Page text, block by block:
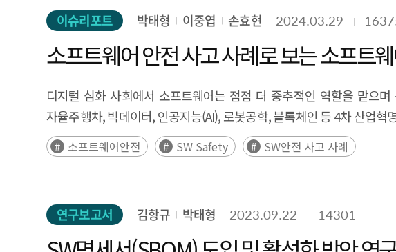
between cluster centroids across years were used to trace
from weak to emerging to trend signals, capturing the semantic
to emerging to trend signals—enabled a dynamic interpretation
supplemented with in-depth literature analysis, enhancing
forecasting methods. This research establishes a foundation for
prioritization, emerging-technology early-warning systems, and
complexity, software functional safety is being reorganized to
2025 verdict by the U.S. District Court for the Southern District of
assigned 67% negligence to the driver and 33% to Tesla,
marketing. This case is significant as one of the first to affirm that
adequate warnings, and operational transparency. The report
Safety), ISO 21448 (SOTIF), and ISO/PAS 8800 (AI Safety). ISO
regulations such as UNECE R157 (ALKS) and R171 (DCAS).
linked to product liability, punitive damages, data transparency,
establish baseline software safety requirements?such as Korea’s
본격적인 상용화로 이끄는 간극(캐즘)을 최소화하기 위해 가장 중요하
디지털 인프라가 결합되어 진행될 시스템에서는 서비스의 핵심이라
SDV와 UAM 분야의 동향을 파악하며 모빌리티 산업의 안정적인 발전과 국내 산업의 성공
Revolution began with transformative changes in large-scale
fundamentally altered methods of production and trade,
very foundations. Considering this historical precedent,
as critical competitive factors that warrant close attention. Indeed, Software-Defined Vehicles (SDVs) and Urban Air Mobility (UAM) are representative examples of
convergence of physical and digital technologies. However, the full-scale commercialization of autonomous vehicles which epitomize SDVs and urban air mobility
이슈리포트 박태형 이중엽 손효현 2024.03.29
소프트웨어 안전 사고 사례로 보는 소프트
디지털 심화 사회에서 소프트웨어는 점점 더 중추적인 역할을 맡으
자율주행차, 빅데이터, 인공지능(AI), 로봇공학, 블록체인 등 4차 산업혁
사회의 복잡성과 의존성을 심화시키며 잠재적 위협이 되는 한편 디지
증가는 신체적 상해뿐만 아니라 사회적, 경제적 손실을 유발하는 사고
소프트웨어 자체의 무결성을 보증하며, 사용자와 이용자에게 미칠
발생하지 않도록 소프트웨어 자체 품질 수준을 확보하는 것을 염두에
소프트웨어안전 SW Safety SW안전 사고 사례
연구보고서 김항규 박태형 2023.09.22 14301